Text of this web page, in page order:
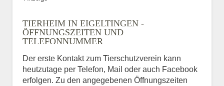
TIERHEIM IN EIGELTINGEN -
ÖFFNUNGSZEITEN UND
TELEFONNUMMER
Der erste Kontakt zum Tierschutzverein kann
heutzutage per Telefon, Mail oder auch Facebook
erfolgen. Zu den angegebenen Öffnungszeiten